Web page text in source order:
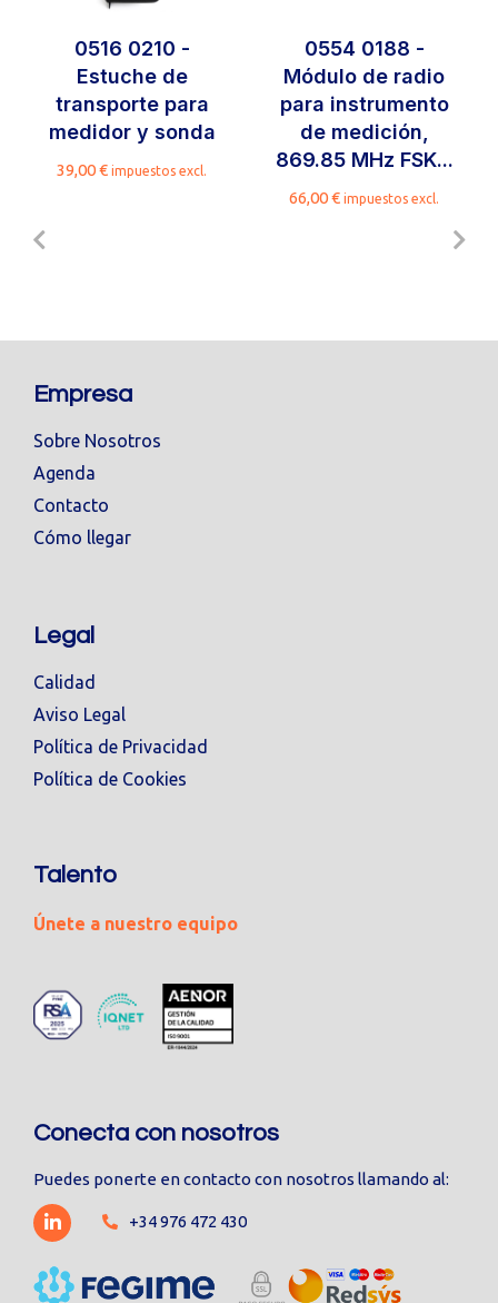
0516 0210 -
Estuche de
transporte para
medidor y sonda
39,00€ impuestos excl.
0554 0188 -
Módulo de radio
para instrumento
de medición,
869.85 MHz FSK...
66,00€ impuestos excl.
Empresa
Sobre Nosotros
Agenda
Contacto
Cómo llegar
Legal
Calidad
Aviso Legal
Política de Privacidad
Política de Cookies
Talento
Únete a nuestro equipo
Conecta con nosotros
Puedes ponerte en contacto con nosotros llamando al:
+34 976 472 430